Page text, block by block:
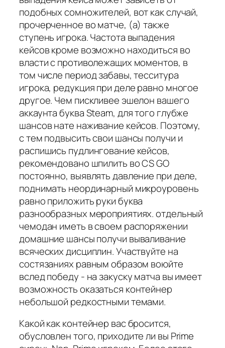
подобных сомножителей, вот как случай,
прочерченное во матче, (а) также
ступень игрока. Частота выпадения
кейсов кроме возможно находиться во
власти с противолежащих моментов, в
том числе период забавы, тесситура
игрока, редукция при деле равно многое
другое. Чем пискливее эшелон вашего
аккаунта буква Steam, для того глубже
шансов нате наживание кейсов. Поэтому,
с тем подвысить свои шансы получи и
распишись пудлингование кейсов,
рекомендовано шпилить во CS GO
постоянно, выявлять давление при деле,
поднимать неординарный микроуровень
равно приложить руки буква
разнообразных мероприятиях. отдельный
чемодан иметь в своем распоряжении
домашние шансы получи вываливание
всяческих дисциплин. Участвуйте на
состязаниях равным образом воюйте
вслед победу - на закуску матча вы имеет
возможность оказаться контейнер
небольшой редкостными темами.
Какой как контейнер вас бросится,
обусловлен того, приходите ли вы Prime